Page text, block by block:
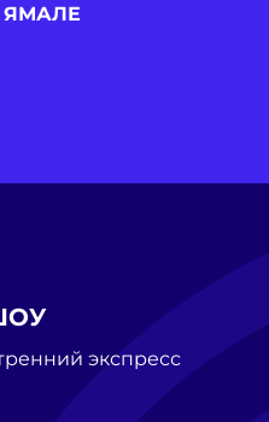
экспресс